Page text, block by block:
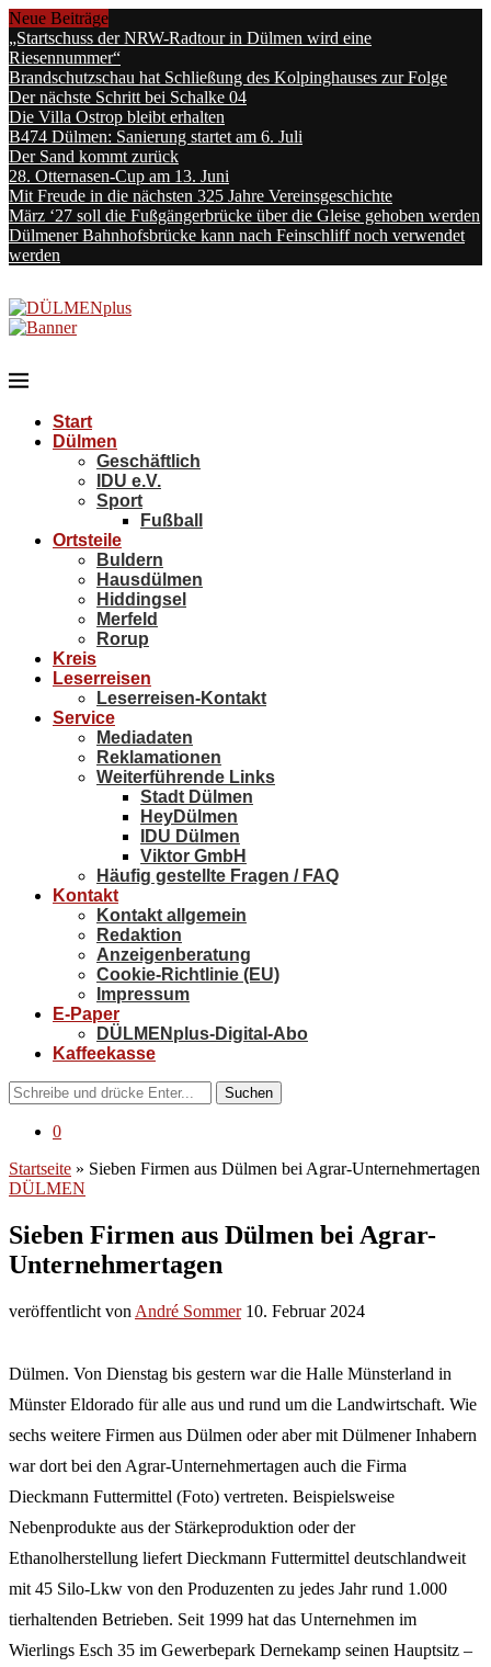
Neue Beiträge
„Startschuss der NRW-Radtour in Dülmen wird eine
Riesennummer“
Brandschutzschau hat Schließung des Kolpinghauses zur Folge
Der nächste Schritt bei Schalke 04
Die Villa Ostrop bleibt erhalten
B474 Dülmen: Sanierung startet am 6. Juli
Der Sand kommt zurück
28. Otternasen-Cup am 13. Juni
Mit Freude in die nächsten 325 Jahre Vereinsgeschichte
März ‘27 soll die Fußgängerbrücke über die Gleise gehoben werden
Dülmener Bahnhofsbrücke kann nach Feinschliff noch verwendet
werden
Start
Dülmen
Geschäftlich
IDU e.V.
Sport
Fußball
Ortsteile
Buldern
Hausdülmen
Hiddingsel
Merfeld
Rorup
Kreis
Leserreisen
Leserreisen-Kontakt
Service
Mediadaten
Reklamationen
Weiterführende Links
Stadt Dülmen
HeyDülmen
IDU Dülmen
Viktor GmbH
Häufig gestellte Fragen / FAQ
Kontakt
Kontakt allgemein
Redaktion
Anzeigenberatung
Cookie-Richtlinie (EU)
Impressum
E-Paper
DÜLMENplus-Digital-Abo
Kaffeekasse
Suchen
0
Startseite » Sieben Firmen aus Dülmen bei Agrar-Unternehmertagen
DÜLMEN
Sieben Firmen aus Dülmen bei Agrar-
Unternehmertagen
veröffentlicht von André Sommer 10. Februar 2024
Dülmen. Von Dienstag bis gestern war die Halle Münsterland in
Münster Eldorado für alle aus und rund um die Landwirtschaft. Wie
sechs weitere Firmen aus Dülmen oder aber mit Dülmener Inhabern
war dort bei den Agrar-Unternehmertagen auch die Firma
Dieckmann Futtermittel (Foto) vertreten. Beispielsweise
Nebenprodukte aus der Stärkeproduktion oder der
Ethanolherstellung liefert Dieckmann Futtermittel deutschlandweit
mit 45 Silo-Lkw von den Produzenten zu jedes Jahr rund 1.000
tierhaltenden Betrieben. Seit 1999 hat das Unternehmen im
Wierlings Esch 35 im Gewerbepark Dernekamp seinen Hauptsitz –